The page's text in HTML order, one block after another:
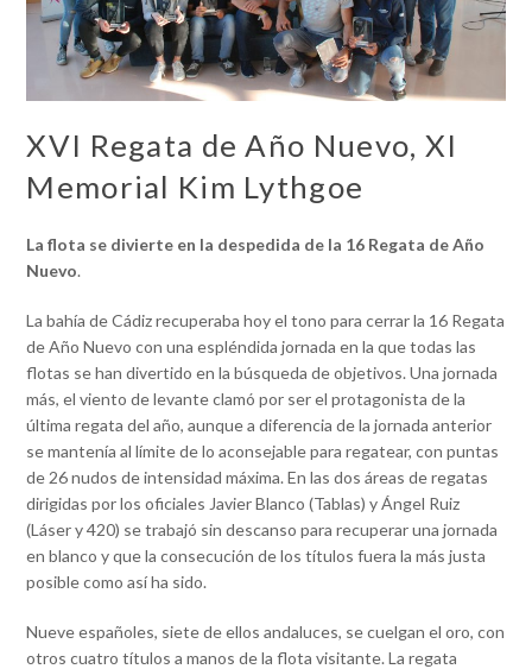
XVI Regata de Año Nuevo, XI
Memorial Kim Lythgoe
La flota se divierte en la despedida de la 16 Regata de Año
Nuevo.
La bahía de Cádiz recuperaba hoy el tono para cerrar la 16 Regata
de Año Nuevo con una espléndida jornada en la que todas las
flotas se han divertido en la búsqueda de objetivos. Una jornada
más, el viento de levante clamó por ser el protagonista de la
última regata del año, aunque a diferencia de la jornada anterior
se mantenía al límite de lo aconsejable para regatear, con puntas
de 26 nudos de intensidad máxima. En las dos áreas de regatas
dirigidas por los oficiales Javier Blanco (Tablas) y Ángel Ruiz
(Láser y 420) se trabajó sin descanso para recuperar una jornada
en blanco y que la consecución de los títulos fuera la más justa
posible como así ha sido.
Nueve españoles, siete de ellos andaluces, se cuelgan el oro, con
otros cuatro títulos a manos de la flota visitante. La regata